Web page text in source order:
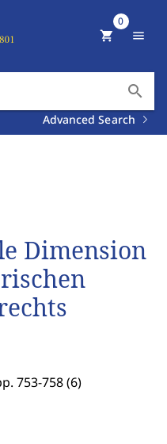
search
Advanced Search
shopping_cart
0
menu
Dimension
753-758 (6)